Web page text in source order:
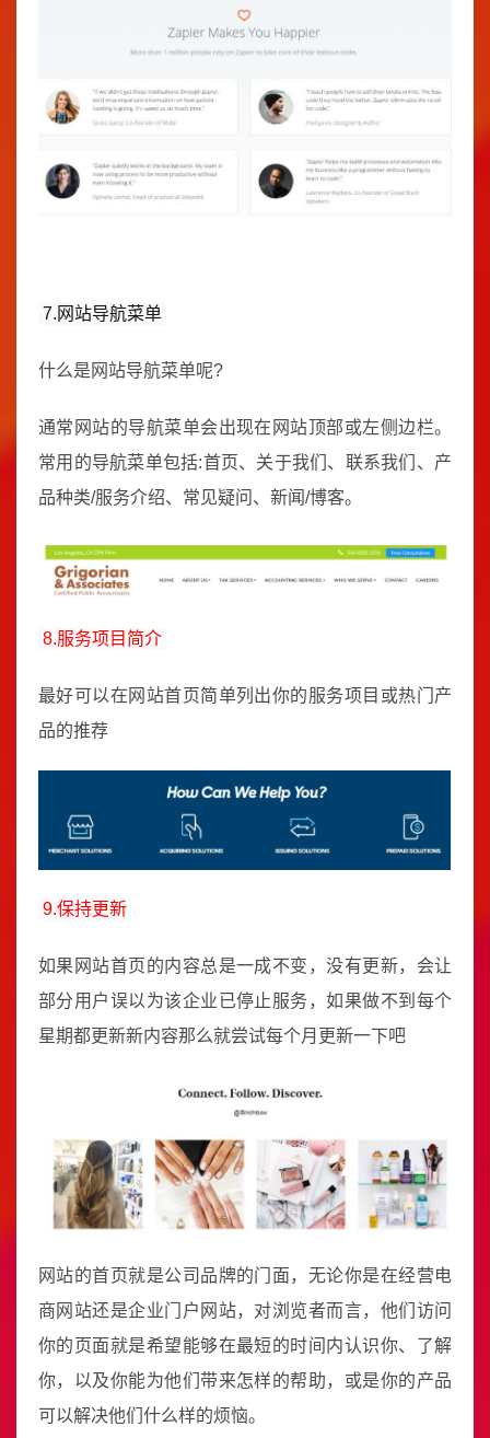
7.网站导航菜单
什么是网站导航菜单呢?
通常网站的导航菜单会出现在网站顶部或左侧边栏。
常用的导航菜单包括:首页、关于我们、联系我们、产
品种类/服务介绍、常见疑问、新闻/博客。
8.服务项目简介
最好可以在网站首页简单列出你的服务项目或热门产
品的推荐
9.保持更新
如果网站首页的内容总是一成不变，没有更新，会让
部分用户误以为该企业已停止服务，如果做不到每个
星期都更新新内容那么就尝试每个月更新一下吧
网站的首页就是公司品牌的门面，无论你是在经营电
商网站还是企业门户网站，对浏览者而言，他们访问
你的页面就是希望能够在最短的时间内认识你、了解
你，以及你能为他们带来怎样的帮助，或是你的产品
可以解决他们什么样的烦恼。